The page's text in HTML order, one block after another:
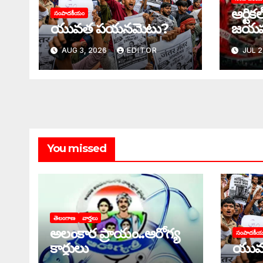
సంపాదకీయం
యువత పయనమెటు?
AUG 3, 2026 EDITOR JUL
You missed
తెలంగాణ వార్తలు
అలంకార ప్రాయం..ఆరోగ్య
కార్డులు